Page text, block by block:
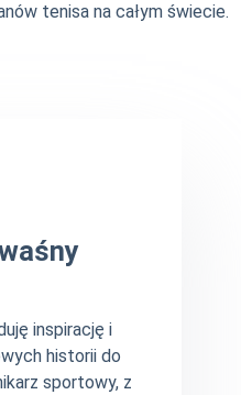
tenisa na całym świecie.
inspirację i
historii do
sportowy, z